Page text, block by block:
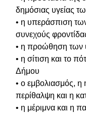
δημόσιας υγείας
• η υπεράσπιση
συνεχούς
• η προώθηση των
• η σίτιση και το
Δήμου
• ο εμβολιασμός, η
περίθαλψη και η
• η μέριμνα και η